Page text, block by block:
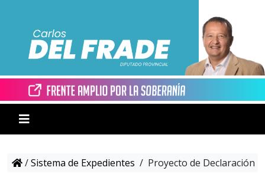
/Sistema de Expedientes / Proyecto de Declaración –